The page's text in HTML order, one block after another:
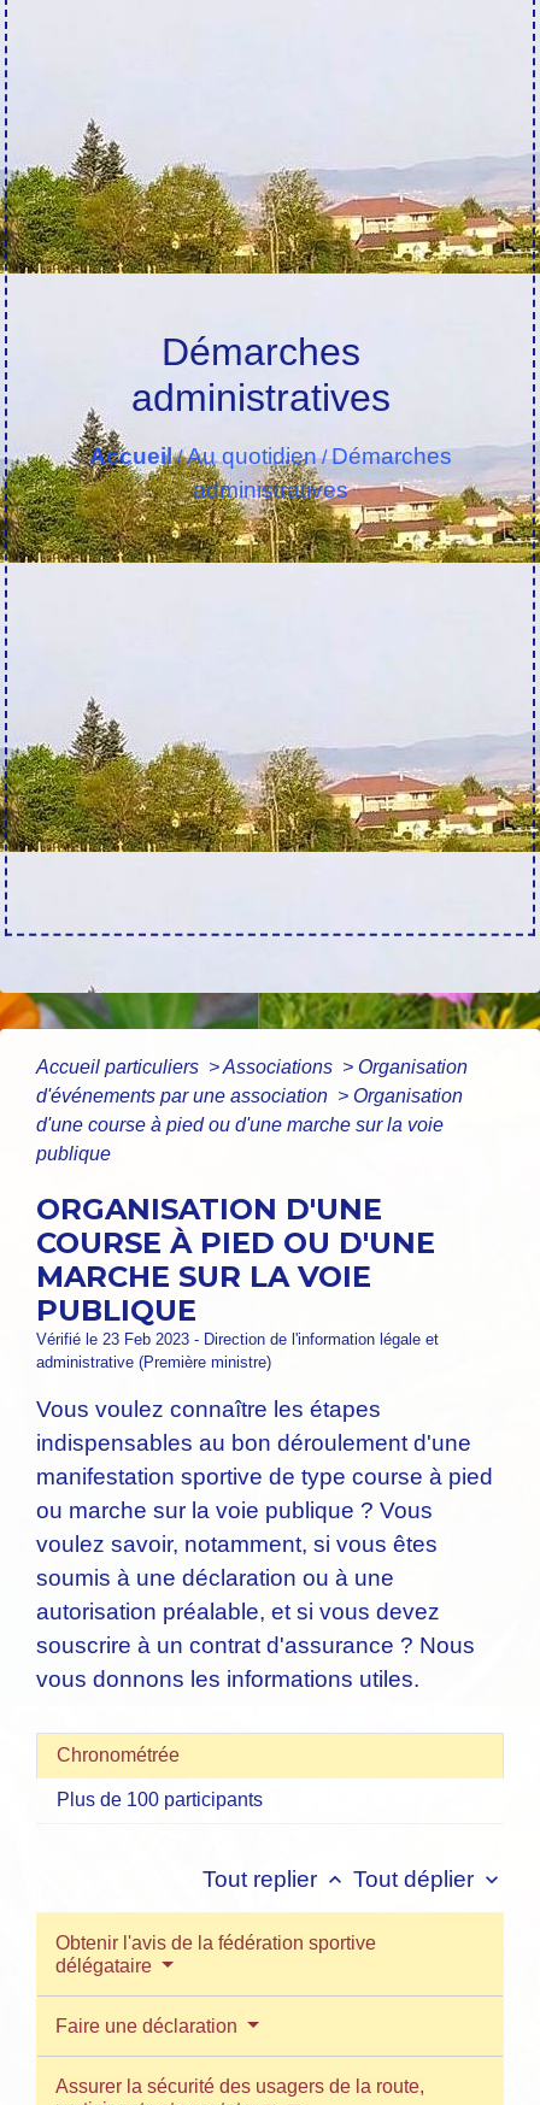
Démarches
administratives
Accueil/Au quotidien/Démarches
administratives
Accueil particuliers >Associations > Organisation
d'événements par une association > Organisation
d'une course à pied ou d'une marche sur la voie
publique
ORGANISATION D'UNE
COURSE À PIED OU D'UNE
MARCHE SUR LA VOIE
PUBLIQUE
Vérifié le 23 Feb 2023 - Direction de l'information légale et
administrative (Première ministre)
Vous voulez connaître les étapes
indispensables au bon déroulement d'une
manifestation sportive de type course à pied
ou marche sur la voie publique ? Vous
voulez savoir, notamment, si vous êtes
soumis à une déclaration ou à une
autorisation préalable, et si vous devez
souscrire à un contrat d'assurance ? Nous
vous donnons les informations utiles.
Chronométrée
Plus de 100 participants
Tout replier keyboard_arrow_up Tout déplier keyboard_arrow_down
Obtenir l'avis de la fédération sportive
délégataire
Faire une déclaration
Assurer la sécurité des usagers de la route,